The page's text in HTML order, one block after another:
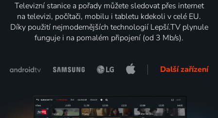
Televizní stanice a pořady můžete sledovat přes internet
na televizi, počítači, mobilu i tabletu kdekoli v celé EU.
Díky použití nejmodernějších technologií Lepší.TV plynule
funguje i na pomalém připojení (od 3 Mb/s).
Další zařízení